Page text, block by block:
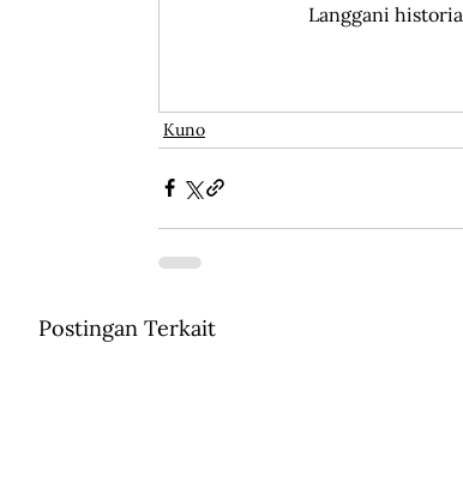
Langgani
Kuno
Postingan Terkait